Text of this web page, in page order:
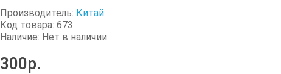
Производитель: Китай
Код товара: 673
Наличие: Нет в наличии
300р.